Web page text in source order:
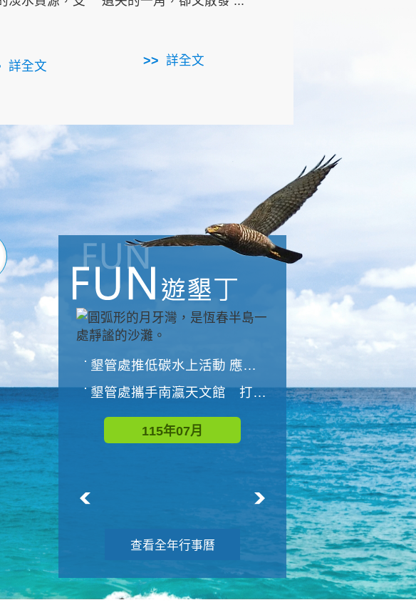
詳全文 詳全文
墾管處推低碳水上活動 應屆畢業生限額免費參加
墾管處攜手南瀛天文館 打造沉浸式天文探索營隊
115年07月
與國家公園有約-優游潮間
115年08月
查看全年行事曆